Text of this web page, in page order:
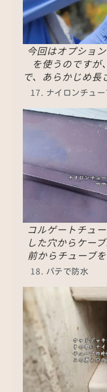
今回はオプショ
を使うのですが
で、あらかじめ長
ナイロンチュ
コルゲートチュ
した穴からケー
前からチューブ
パテで防水